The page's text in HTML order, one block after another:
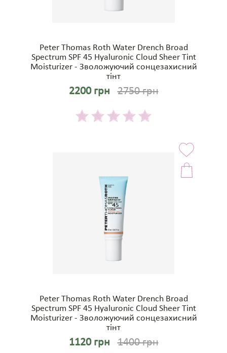
Peter Thomas Roth Water Drench Broad
Spectrum SPF 45 Hyaluronic Cloud Sheer Tint
Moisturizer - Зволожуючий сонцезахисний
тінт
2200 грн 2750 грн
Peter Thomas Roth Water Drench Broad
Spectrum SPF 45 Hyaluronic Cloud Sheer Tint
Moisturizer - Зволожуючий сонцезахисний
тінт
1120 грн 1400 грн